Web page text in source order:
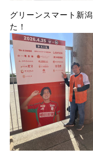
グリーンスマート新
た！